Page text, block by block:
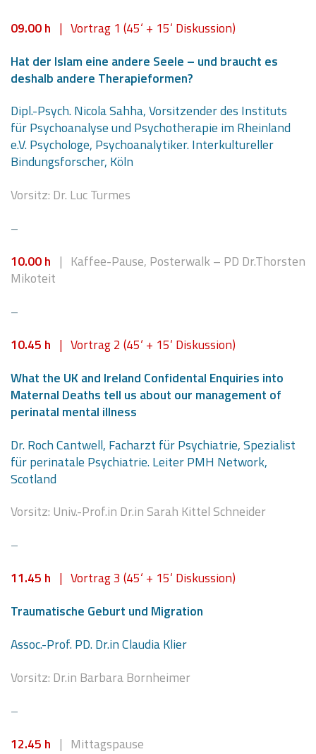
09.00 h | Vortrag 1 (45‘ + 15‘ Diskussion)
Hat der Islam eine andere Seele – und braucht es
deshalb andere Therapieformen?
Dipl.-Psych. Nicola Sahha, Vorsitzender des Instituts
für Psychoanalyse und Psychotherapie im Rheinland
e.V. Psychologe, Psychoanalytiker. Interkultureller
Bindungsforscher, Köln
Vorsitz: Dr. Luc Turmes
–
10.00 h | Kaffee-Pause, Posterwalk – PD Dr.Thorsten
Mikoteit
–
10.45 h | Vortrag 2 (45‘ + 15‘ Diskussion)
What the UK and Ireland Confidental Enquiries into
Maternal Deaths tell us about our management of
perinatal mental illness
Dr. Roch Cantwell, Facharzt für Psychiatrie, Spezialist
für perinatale Psychiatrie. Leiter PMH Network,
Scotland
Vorsitz: Univ.-Prof.in Dr.in Sarah Kittel Schneider
–
11.45 h | Vortrag 3 (45‘ + 15‘ Diskussion)
Traumatische Geburt und Migration
Assoc.-Prof. PD. Dr.in Claudia Klier
Vorsitz: Dr.in Barbara Bornheimer
–
12.45 h | Mittagspause